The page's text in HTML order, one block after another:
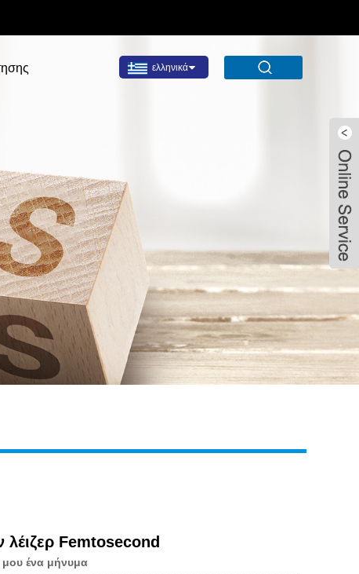
ελληνικά
λέιζερ Femtosecond
ένα μήνυμα